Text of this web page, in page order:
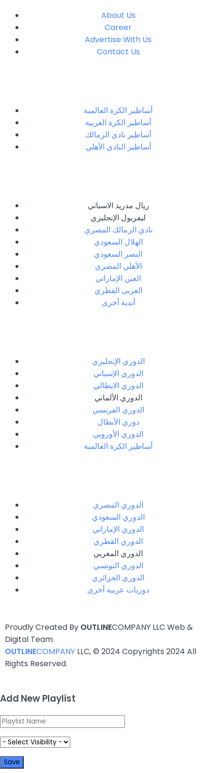
About Us
Career
Advertise With Us
Contact Us
أساطير الكرة العالمية
أساطير الكرة العربية
أساطير نادي الزمالك
أساطير النادي الأهلي
ريال مدريد الاسباني
ليفربول الإنجليزي
نادي الزمالك المصري
الهلال السعودي
النصر السعودي
الأهلي المصري
العين الإماراتي
العربى القطري
أندية أخرى
الدوري الإنجليزي
الدوري الإسباني
الدوري الايطالي
الدوري الألماني
الدوري الفرنسي
دوري الأبطال
الدوري الأوروبي
أساطير الكرة العالمية
الدوري المصري
الدوري السعودي
الدوري الإماراتي
الدوري القطري
الدوري المغربي
الدوري التونسي
الدوري الجزائري
دوريات عربية أخرى
Proudly Created By OUTLINECOMPANY LLC Web &
Digital Team.
OUTLINECOMPANY LLC, © 2024 Copyrights 2024 All
Rights Reserved.
Add New Playlist